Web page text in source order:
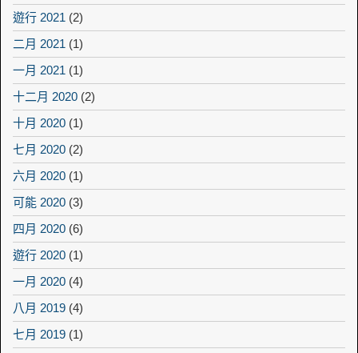
遊行 2021 (2)
二月 2021 (1)
一月 2021 (1)
十二月 2020 (2)
十月 2020 (1)
七月 2020 (2)
六月 2020 (1)
可能 2020 (3)
四月 2020 (6)
遊行 2020 (1)
一月 2020 (4)
八月 2019 (4)
七月 2019 (1)